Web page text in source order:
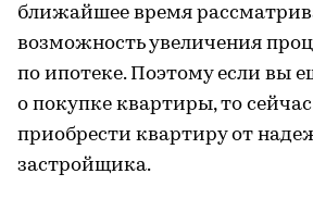
ближайшее время
возможность увеличения
по ипотеке. Поэтому если вы
о покупке квартиры, то
приобрести квартиру от
застройщика.